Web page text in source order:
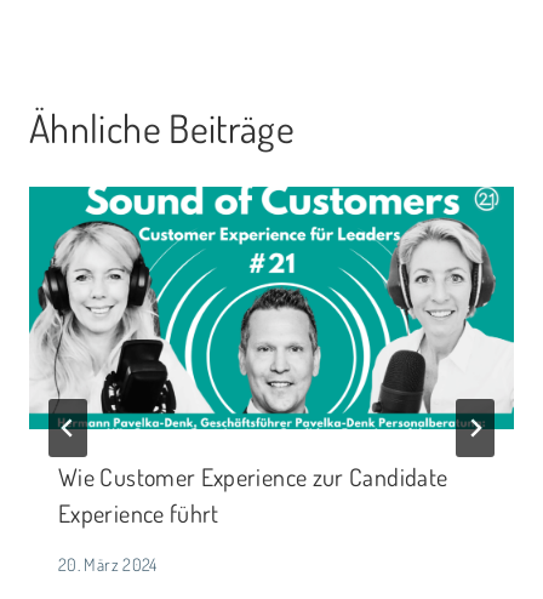
Ähnliche Beiträge
Wie Customer Experience zur Candidate
Experience führt
20. März 2024